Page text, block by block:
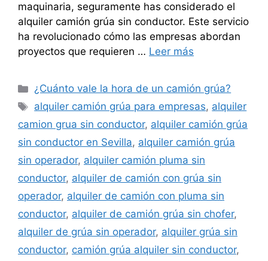
maquinaria, seguramente has considerado el
alquiler camión grúa sin conductor. Este servicio
ha revolucionado cómo las empresas abordan
proyectos que requieren … Leer más
Categorías
¿Cuánto vale la hora de un camión grúa?
Etiquetas
alquiler camión grúa para empresas, alquiler
camion grua sin conductor, alquiler camión grúa
sin conductor en Sevilla, alquiler camión grúa
sin operador, alquiler camión pluma sin
conductor, alquiler de camión con grúa sin
operador, alquiler de camión con pluma sin
conductor, alquiler de camión grúa sin chofer,
alquiler de grúa sin operador, alquiler grúa sin
conductor, camión grúa alquiler sin conductor,